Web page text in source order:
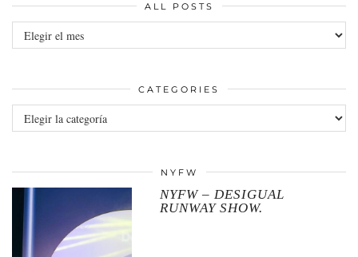
ALL POSTS
All
posts
CATEGORIES
Categories
NYFW
NYFW – DESIGUAL
RUNWAY SHOW.